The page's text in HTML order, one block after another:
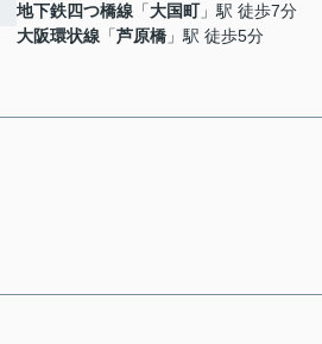
地下鉄四つ橋線 「大国町」駅 徒歩7分
大阪環状線 「芦原橋 」駅 徒歩5分